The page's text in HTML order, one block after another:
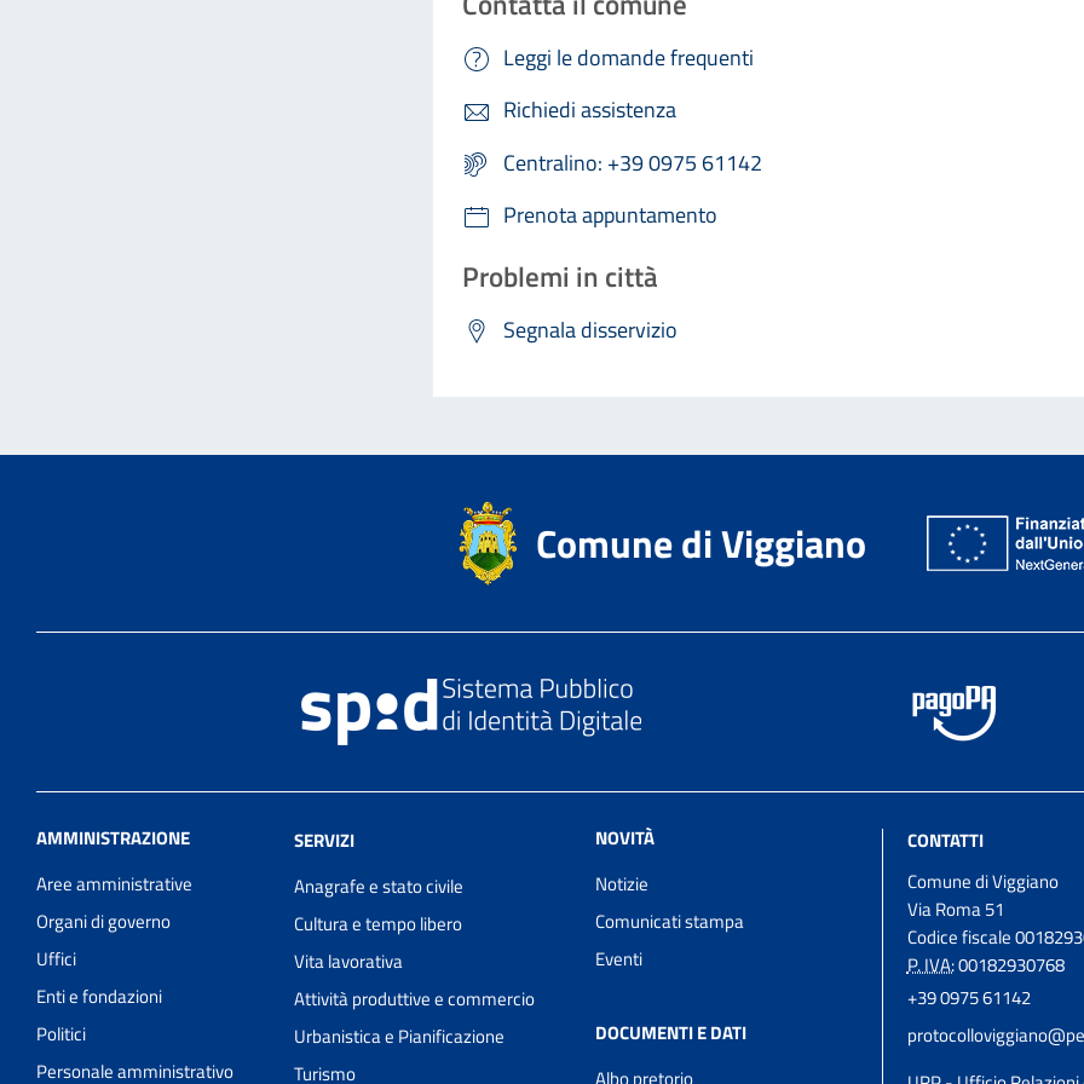
Leggi le domande frequenti
Richiedi assistenza
Centralino: +39 0975 61142
Prenota appuntamento
Problemi in città
Segnala disservizio
Comune di Viggiano
AMMINISTRAZIONE
Aree amministrative
Organi di governo
Uffici
Enti e fondazioni
Politici
Personale amministrativo
SERVIZI
Anagrafe e stato civile
Cultura e tempo libero
Vita lavorativa
Attività produttive e commercio
Urbanistica e Pianificazione
Turismo
NOVITÀ
Notizie
Comunicati stampa
Eventi
DOCUMENTI E DATI
CONTATTI
Comune di Viggiano
Via Roma 51
Codice fiscale
P. IVA:00182930768
+39 0975 61142